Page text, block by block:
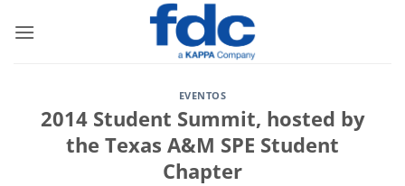
EVENTOS
2014 Student Summit, hosted by
the Texas A&M SPE Student
Chapter